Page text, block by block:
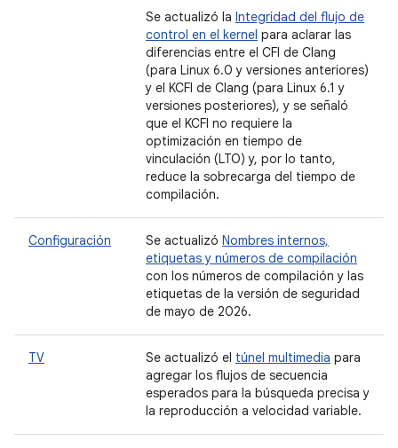
Se actualizó la Integridad del flujo de
control en el kernel para aclarar las
diferencias entre el CFI de Clang
(para Linux 6.0 y versiones anteriores)
y el KCFI de Clang (para Linux 6.1 y
versiones posteriores), y se señaló
que el KCFI no requiere la
optimización en tiempo de
vinculación (LTO) y, por lo tanto,
reduce la sobrecarga del tiempo de
compilación.
Configuración Se actualizó Nombres internos,
etiquetas y números de compilación
con los números de compilación y las
etiquetas de la versión de seguridad
de mayo de 2026.
TV Se actualizó el túnel multimedia para
agregar los flujos de secuencia
esperados para la búsqueda precisa y
la reproducción a velocidad variable.